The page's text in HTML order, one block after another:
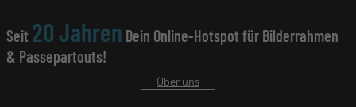
Seit 20 Jahren Dein Online-Hotspot für Bilderrahmen
& Passepartouts!
Über uns